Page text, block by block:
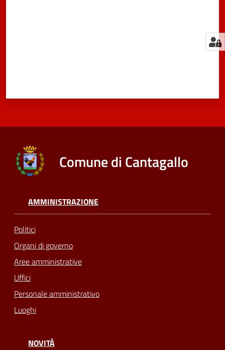
Comune di Cantagallo
AMMINISTRAZIONE
Politici
Organi di governo
Aree amministrative
Uffici
Personale amministrativo
Luoghi
NOVITÀ